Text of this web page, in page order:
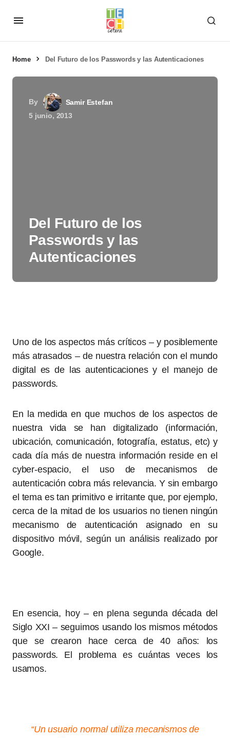
Home Del Futuro de los Passwords y las Autenticaciones
By
Samir Estefan
5 junio, 2013
Del Futuro de los
Passwords y las
Autenticaciones
Uno de los aspectos más críticos – y posiblemente
más atrasados – de nuestra relación con el mundo
digital es de las autenticaciones y el manejo de
passwords.
En la medida en que muchos de los aspectos de
nuestra vida se han digitalizado (información,
ubicación, comunicación, fotografía, estatus, etc) y
cada día más de nuestra información reside en el
cyber-espacio, el uso de mecanismos de
autenticación cobra más relevancia. Y sin embargo
el tema es tan primitivo e irritante que, por ejemplo,
cerca de la mitad de los usuarios no tienen ningún
mecanismo de autenticación asignado en su
dispositivo móvil, según un análisis realizado por
Google.
En esencia, hoy – en plena segunda década del
Siglo XXI – seguimos usando los mismos métodos
que se crearon hace cerca de 40 años: los
passwords. El problema es cuántas veces los
usamos.
“Un usuario normal utiliza mecanismos de